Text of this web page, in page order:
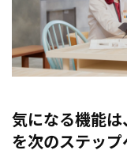
気になる機能
を次のステップ